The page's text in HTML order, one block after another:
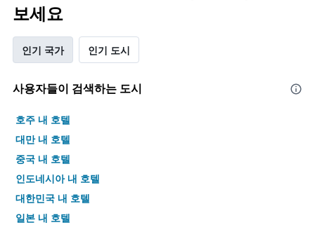
보세요
인기 국가 인기 도시
사용자들이 검색하는 도시
호주 내 호텔
대만 내 호텔
중국 내 호텔
인도네시아 내 호텔
대한민국 내 호텔
일본 내 호텔